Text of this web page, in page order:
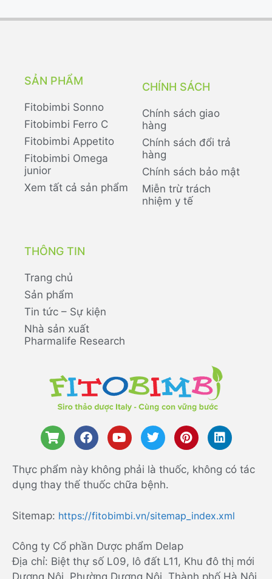
SẢN PHẨM
Fitobimbi Sonno
Fitobimbi Ferro C
Fitobimbi Appetito
Fitobimbi Omega
junior
Xem tất cả sản phẩm
CHÍNH SÁCH
Chính sách giao
hàng
Chính sách đổi trả
hàng
Chính sách bảo mật
Miễn trừ trách
nhiệm y tế
THÔNG TIN
Trang chủ
Sản phẩm
Tin tức – Sự kiện
Nhà sản xuất
Pharmalife Research
Thực phẩm này không phải là thuốc, không có tác
dụng thay thế thuốc chữa bệnh.
Sitemap: https://fitobimbi.vn/sitemap_index.xml
Công ty Cổ phần Dược phẩm Delap
Địa chỉ: Biệt thự số L09, lô đất L11, Khu đô thị mới
Dương Nội, Phường Dương Nội, Thành phố Hà Nội,